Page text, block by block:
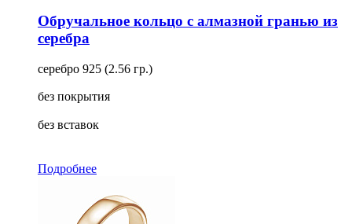
Обручальное кольцо с алмазной гранью из
серебра
серебро 925 (2.56 гр.)
без покрытия
без вставок
Подробнее